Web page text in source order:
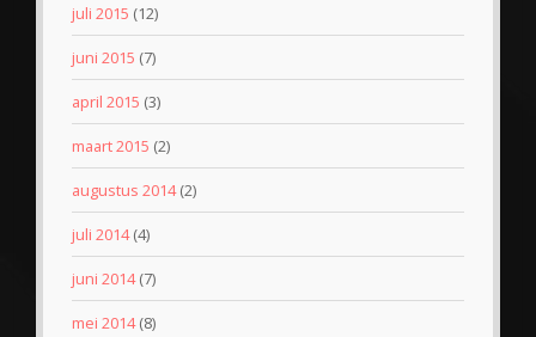
juli 2015 (12)
juni 2015 (7)
april 2015 (3)
maart 2015 (2)
augustus 2014(2)
juli 2014(4)
juni 2014(7)
mei 2014(8)